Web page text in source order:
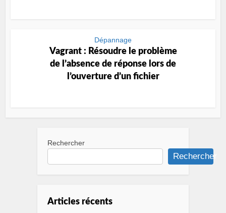
Dépannage
Vagrant : Résoudre le problème
de l’absence de réponse lors de
l’ouverture d’un fichier
Rechercher
Rechercher
Articles récents